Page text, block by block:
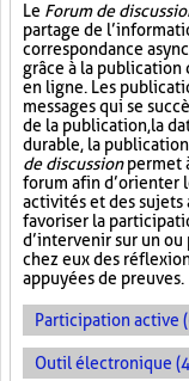
Le Forum de
partage de
correspondance
grâce à la publication
en ligne. Les
messages qui se
de la publication, la
durable, la
de discussionpermet
forum afin d’orienter
activités et des sujets
favoriser la
d’intervenir sur un
chez eux des
appuyées de preuves.
Participation active
Outil électronique